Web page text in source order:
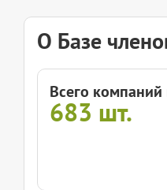
О Базе
Всего компаний
683 шт.